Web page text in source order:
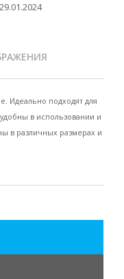
Идеально подходят для
в использовании и
в различных размерах и